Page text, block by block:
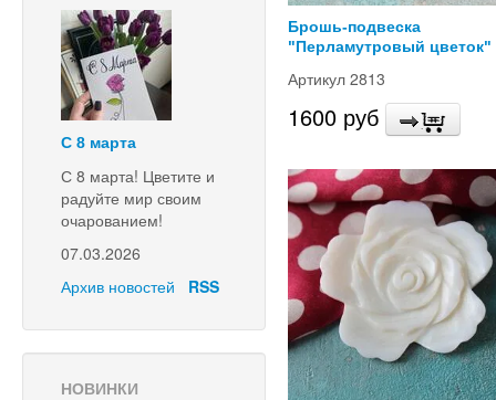
С 8 марта
С 8 марта! Цветите и
радуйте мир своим
очарованием!
07.03.2026
Архив новостей
RSS
НОВИНКИ
Брошь-подвеска
"Перламутровый цветок"
Артикул 2813
1600 руб